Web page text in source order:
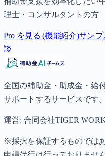
理士・コンサルタントの方
Pro を見る (機能紹介)サンプ
談
全国の補助金・助成金・給
サポートするサービスです。
運営: 合同会社TIGER
※採択を保証するものではあ
申請代行は行っておりません